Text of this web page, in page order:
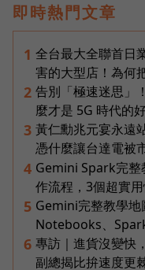
即時熱門文章
1 全台最大全聯首日
害的大型店！為何
2 告別「極速迷思」
麼才是 5G 時代的
3 黃仁勳兆元宴永遠
憑什麼讓台達電被
4 Gemini Spark完整
作流程，3個超實
5 Gemini完整教學地
Notebooks、
6 專訪｜進貨沒變快
副總揭比拚速度更